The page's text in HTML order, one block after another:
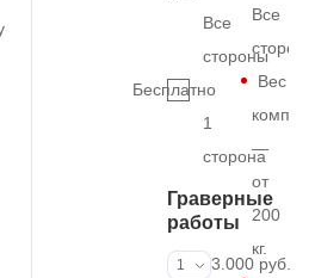
Все
стороны
Бесплатно
1
сторона
Граверные
работы
ФИО и даты
1
3.000 руб.
Все
Вес
—
от
200
кг.